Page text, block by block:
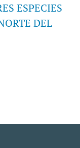
ESPECIES
DEL